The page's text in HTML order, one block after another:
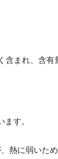
含まれ、含
す。
熱に弱いた